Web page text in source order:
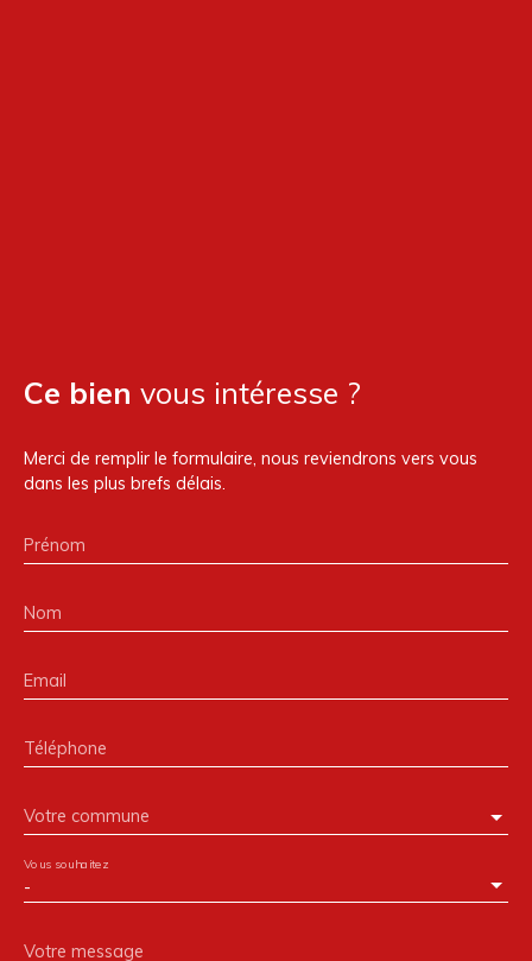
Ce bien vous intéresse ?
Merci de remplir le formulaire, nous reviendrons vers vous
dans les plus brefs délais.
Prénom
Nom
Email
Téléphone
Votre commune
-
Vous souhaitez
Votre message